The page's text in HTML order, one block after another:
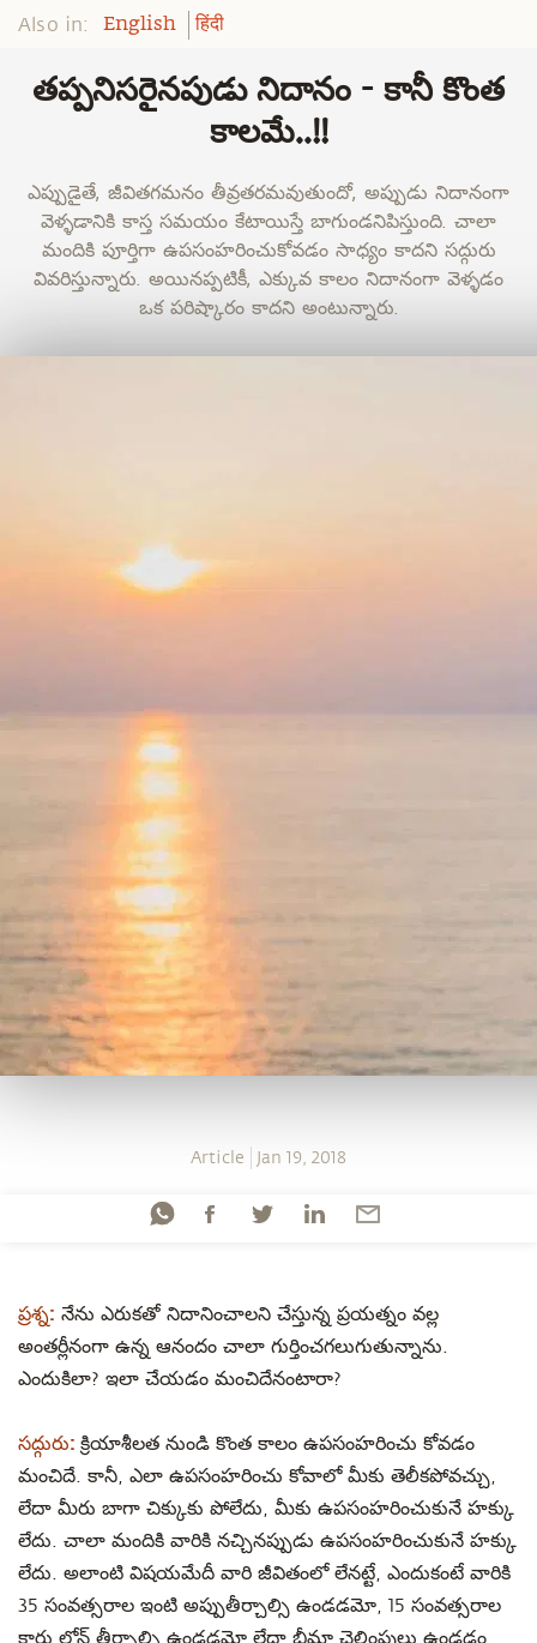
Also in: English हिंदी
తప్పనిసరైనపుడు నిదానం - కానీ కొంత
కాలమే..!!
ఎప్పుడైతే, జీవితగమనం తీవ్రతరమవుతుందో, అప్పుడు నిదానంగా
వెళ్ళడానికి కాస్త సమయం కేటాయిస్తే బాగుండనిపిస్తుంది. చాలా
మందికి పూర్తిగా ఉపసంహరించుకోవడం సాధ్యం కాదని సద్గురు
వివరిస్తున్నారు. అయినప్పటికీ, ఎక్కువ కాలం నిదానంగా వెళ్ళడం
ఒక పరిష్కారం కాదని అంటున్నారు.
Article Jan 19, 2018
ప్రశ్న: నేను ఎరుకతో నిదానించాలని చేస్తున్న ప్రయత్నం వల్ల
అంతర్లీనంగా ఉన్న ఆనందం చాలా గుర్తించగలుగుతున్నాను.
ఎందుకిలా? ఇలా చేయడం మంచిదేనంటారా?
సద్గురు: క్రియాశీలత నుండి కొంత కాలం ఉపసంహరించు కోవడం
మంచిదే. కానీ, ఎలా ఉపసంహరించు కోవాలో మీకు తెలీకపోవచ్చు,
లేదా మీరు బాగా చిక్కుకు పోలేదు, మీకు ఉపసంహరించుకునే హక్కు
లేదు. చాలా మందికి వారికి నచ్చినప్పుడు ఉపసంహరించుకునే హక్కు
లేదు. అలాంటి విషయమేదీ వారి జీవితంలో లేనట్టే, ఎందుకంటే వారికి
35 సంవత్సరాల ఇంటి అప్పుతీర్చాల్సి ఉండడమో, 15 సంవత్సరాల
కారు లోన్ తీర్చాల్సి ఉండడమో లేదా బీమా చెల్లింపులు ఉండడం